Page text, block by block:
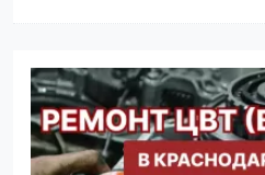
ремонтом?